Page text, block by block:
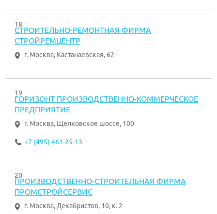
18
СТРОИТЕЛЬНО-РЕМОНТНАЯ ФИРМА
СТРОЙРЕМЦЕНТР
г. Москва, Кастанаевская, 62
19
ГОРИЗОНТ ПРОИЗВОДСТВЕННО-КОММЕРЧЕСКОЕ
ПРЕДПРИЯТИЕ
г. Москва, Щелковское шоссе, 100
+7 (495) 461-25-13
20
ПРОИЗВОДСТВЕННО-СТРОИТЕЛЬНАЯ ФИРМА
ПРОМСТРОЙСЕРВИС
г. Москва, Декабристов, 10, к. 2